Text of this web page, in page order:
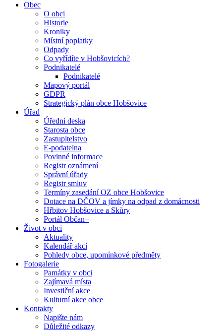
Obec
O obci
Historie
Kroniky
Místní poplatky
Odpady
Co vyřídíte v Hobšovicích?
Podnikatelé
Podnikatelé
Mapový portál
GDPR
Strategický plán obce Hobšovice
Úřad
Úřední deska
Starosta obce
Zastupitelstvo
E-podatelna
Povinné informace
Registr oznámení
Správní úřady
Registr smluv
Termíny zasedání OZ obce Hobšovice
Dotace na DČOV a jímky na odpad z domácnosti
Hřbitov Hobšovice a Skůry
Portál Občan+
Život v obci
Aktuality
Kalendář akcí
Pohledy obce, upomínkové předměty
Fotogalerie
Památky v obci
Zajímavá místa
Investiční akce
Kulturní akce obce
Kontakty
Napište nám
Důležité odkazy